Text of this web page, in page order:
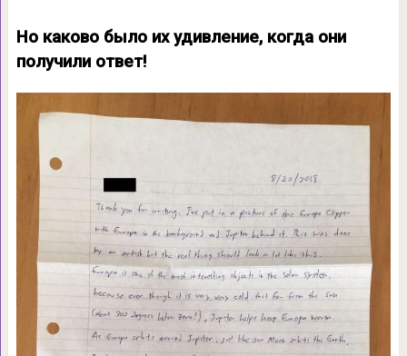
Но каково было их удивление, когда они
получили ответ!